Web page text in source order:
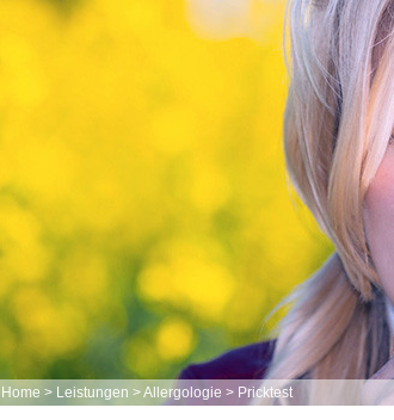
Home > Leistungen >Allergologie > Pricktest